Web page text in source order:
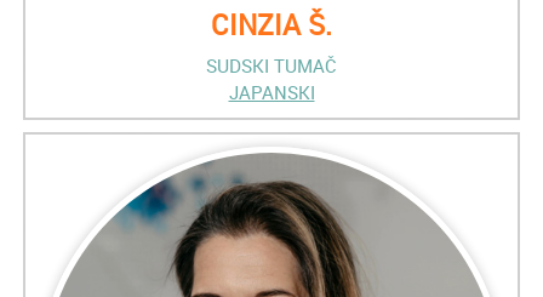
CINZIA Š.
SUDSKI TUMAČ
JAPANSKI